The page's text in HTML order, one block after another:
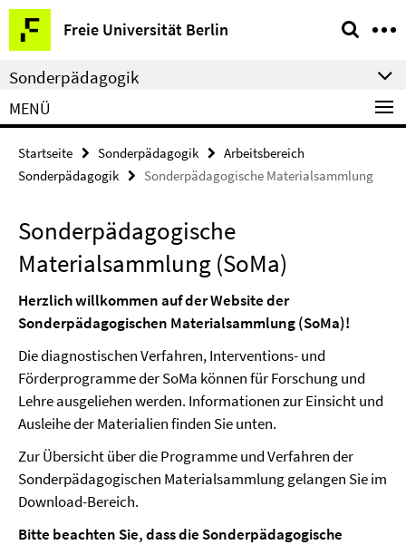
Springe
direkt
zu
Inhalt
Freie Universität Berlin
Service-
Navigation
Sonderpädagogik
MENÜ
Startseite Sonderpädagogik
Arbeitsbereich
Sonderpädagogik
Sonderpädagogische Materialsammlung
Sonderpädagogische
Materialsammlung (SoMa)
Herzlich willkommen auf der Website der
Sonderpädagogischen Materialsammlung (SoMa)!
Die diagnostischen Verfahren, Interventions- und
Förderprogramme der SoMa können für Forschung und
Lehre ausgeliehen werden. Informationen zur Einsicht und
Ausleihe der Materialien finden Sie unten.
Zur Übersicht über die Programme und Verfahren der
Sonderpädagogischen Materialsammlung gelangen Sie im
Download-Bereich.
Bitte beachten Sie, dass die Sonderpädagogische